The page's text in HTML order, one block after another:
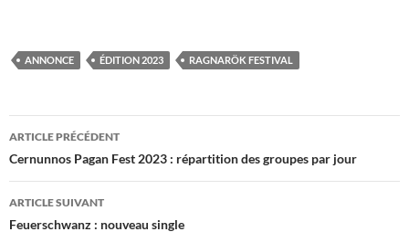
ANNONCE ÉDITION 2023 RAGNARÖK FESTIVAL
Navigation
des
articles
ARTICLE PRÉCÉDENT
Cernunnos Pagan Fest 2023 : répartition des groupes par jour
ARTICLE SUIVANT
Feuerschwanz : nouveau single